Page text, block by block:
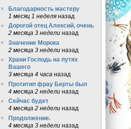
Благодарность мастеру
1 месяц 1 неделяназад
Дорогой отец Алексий, очень
2 месяца 3 неделиназад
Значение Морока
2 месяца 3 неделиназад
Храни Господь на путях
Вашего
3 месяца 4 часа назад
Протитип фрау Берты был
4 месяца 2 неделиназад
Сейчас будет
4 месяца 2 неделиназад
Продолжение.
4 месяца 3 неделиназад